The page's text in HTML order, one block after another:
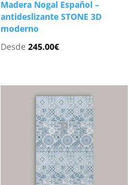
Madera Nogal Español –
antideslizante STONE 3D
moderno
Desde 245.00€